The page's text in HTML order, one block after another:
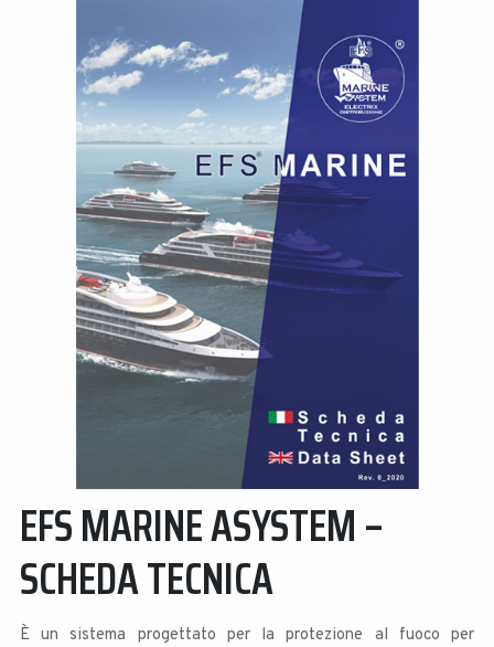
EFS MARINE ASYSTEM –
SCHEDA TECNICA
È un sistema progettato per la protezione al fuoco per